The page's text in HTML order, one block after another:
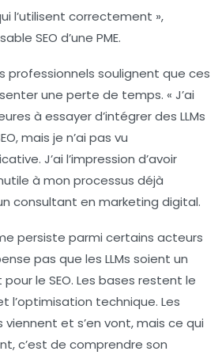
l’utilisent correctement »,
SEO d’une PME.
professionnels soulignent que ces
une perte de temps. « J’ai
à essayer d’intégrer des LLMs
mais je n’ai pas vu
J’ai l’impression d’avoir
à mon processus déjà
consultant en marketing digital.
persiste parmi certains acteurs
pas que les LLMs soient un
le SEO. Les bases restent le
l’optimisation technique. Les
et s’en vont, mais ce qui
c’est de comprendre son